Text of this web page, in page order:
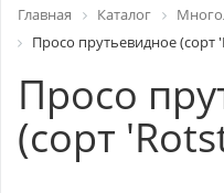
Главная Каталог
Просо прутьевидное (сорт
Просо
(сорт